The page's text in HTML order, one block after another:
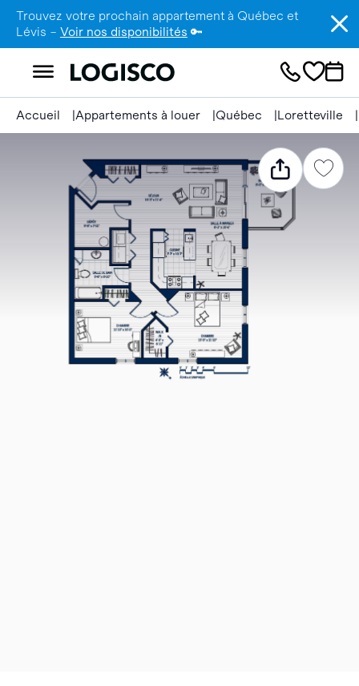
Trouvez votre prochain appartement à Québec et
Lévis – Voir nos disponibilités 🔑
Accueil Appartements à louer Québec Loretteville